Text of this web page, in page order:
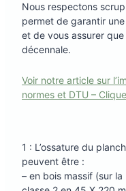
Nous respectons
permet de garantir
et de vous assurer
décennale.
Voir notre article sur
normes et DTU –
1 : L’ossature du
peuvent être :
– en bois massif (sur